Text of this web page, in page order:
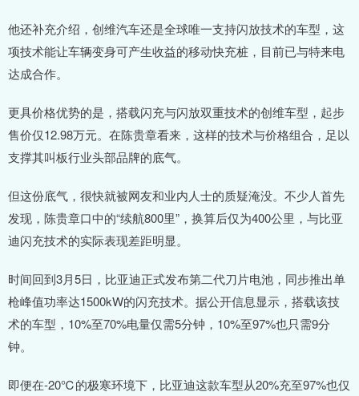
他还补充介绍，创维汽车还是全球唯一支持闪放技术的车型，这
项技术能让车辆变身可产生收益的移动快充桩，目前已与特来电
达成合作。
更具价格优势的是，搭载闪充与闪放双重技术的创维车型，起步
售价仅12.98万元。在陈贵章看来，这样的技术与价格组合，足以
支撑其叫板行业头部品牌的底气。
但这份底气，很快就被网友和业内人士的质疑淹没。不少人首先
发现，陈贵章口中的“续航800里”，换算后仅为400公里，与比亚
迪闪充技术的实际表现差距明显。
时间回到3月5日，比亚迪正式发布第二代刀片电池，同步推出单
枪峰值功率达1500kW的闪充技术。据公开信息显示，搭载该技
术的车型，10%至70%电量仅需5分钟，10%至97%也只需9分
钟。
即便在-20℃的极寒环境下，比亚迪这款车型从20%充至97%也仅